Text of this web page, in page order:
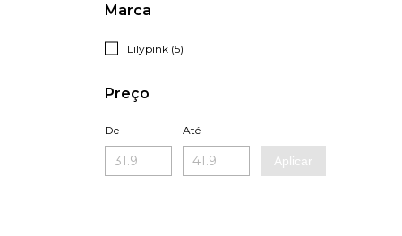
Marca
Lilypink (5)
Preço
De Até
Aplicar